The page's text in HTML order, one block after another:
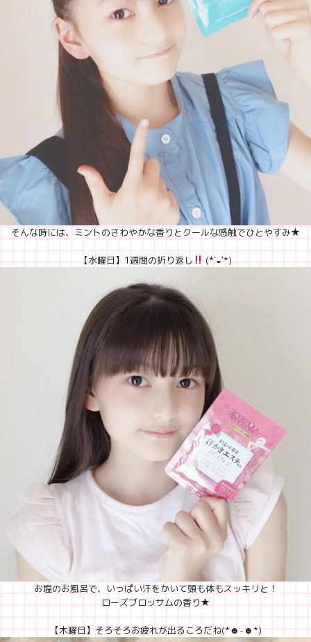
そんな時には、ミントのさわやかな香りとクールな感触でひとやすみ★
【水曜日】1週間の折り返し (*´◒`*)
お塩のお風呂で、いっぱい汗をかいて頭も体もスッキリと！
ローズブロッサムの香り★
【木曜日】そろそろお疲れが出るころだね(*☻-☻*)